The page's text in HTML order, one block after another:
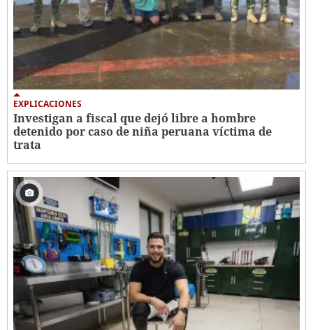
EXPLICACIONES
Investigan a fiscal que dejó libre a hombre
detenido por caso de niña peruana víctima de
trata